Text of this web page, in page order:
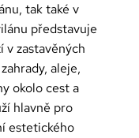
tak také v
představuje
v zastavěných
aleje,
okolo cest a
hlavně pro
estetického